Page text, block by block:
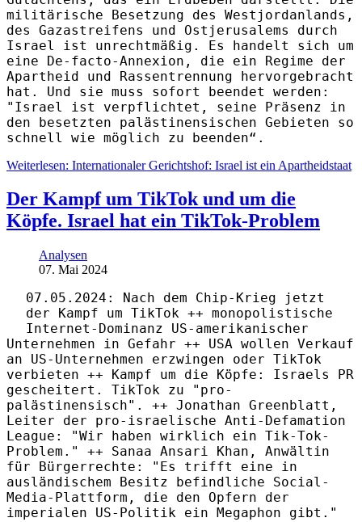
militärische Besetzung des Westjordanlands,
des Gazastreifens und Ostjerusalems durch
Israel ist unrechtmäßig. Es handelt sich um
eine De-facto-Annexion, die ein Regime der
Apartheid und Rassentrennung hervorgebracht
hat. Und sie muss sofort beendet werden:
"Israel ist verpflichtet, seine Präsenz in
den besetzten palästinensischen Gebieten so
schnell wie möglich zu beenden“.
Weiterlesen: Internationaler Gerichtshof: Israel ist ein Apartheidstaat
Der Kampf um TikTok und um die
Köpfe. Israel hat ein TikTok-Problem
Analysen
07. Mai 2024
07.05.2024: Nach dem Chip-Krieg jetzt
der Kampf um TikTok ++ monopolistische
Internet-Dominanz US-amerikanischer
Unternehmen in Gefahr ++ USA wollen Verkauf
an US-Unternehmen erzwingen oder TikTok
verbieten ++ Kampf um die Köpfe: Israels PR
gescheitert. TikTok zu "pro-
palästinensisch". ++ Jonathan Greenblatt,
Leiter der pro-israelische Anti-Defamation
League: "Wir haben wirklich ein Tik-Tok-
Problem." ++ Sanaa Ansari Khan, Anwältin
für Bürgerrechte: "Es trifft eine in
ausländischem Besitz befindliche Social-
Media-Plattform, die den Opfern der
imperialen US-Politik ein Megaphon gibt."